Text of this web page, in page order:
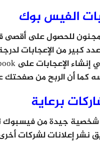
الفيس بوك
للحصول على أقصى
عدد كبير من الإعجابات
كما أن الربح من
برعاية
شخصية جيدة من فيسبوك
نشر إعلانات لشركات